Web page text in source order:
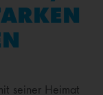
seiner Heimat